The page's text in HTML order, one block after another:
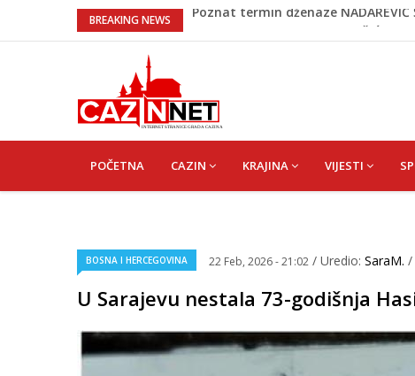
BREAKING NEWS
Na Ahiret preselila SAMARDŽIĆ (rođ.
Bingo Group i ove godine otvara
Poznat termin dženaze NADAREVIĆ
NAVIGATION
POČETNA CAZIN KRAJINA VIJESTI
BOSNA I HERCEGOVINA 22 Feb, 2026 - 21:02 / Uredio: SaraM. /
U Sarajevu nestala 73-godišnja